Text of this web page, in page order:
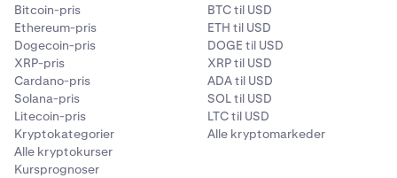
Bitcoin-pris
Ethereum-pris
Dogecoin-pris
XRP-pris
Cardano-pris
Solana-pris
Litecoin-pris
Kryptokategorier
Alle kryptokurser
Kursprognoser
BTC til USD
ETH til USD
DOGE til USD
XRP til USD
ADA til USD
SOL til USD
LTC til USD
Alle kryptomarkeder